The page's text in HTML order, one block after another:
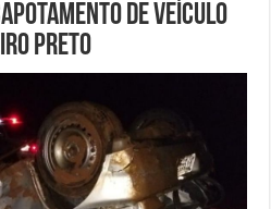
de veículo
Preto